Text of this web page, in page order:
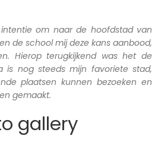
om naar de hoofdstad van
de school mij deze kans aanbood,
Hierop terugkijkend was het de
is nog steeds mijn favoriete stad,
plaatsen kunnen bezoeken en
gemaakt.
gallery